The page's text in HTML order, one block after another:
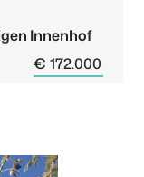
Innenhof
€ 172.000